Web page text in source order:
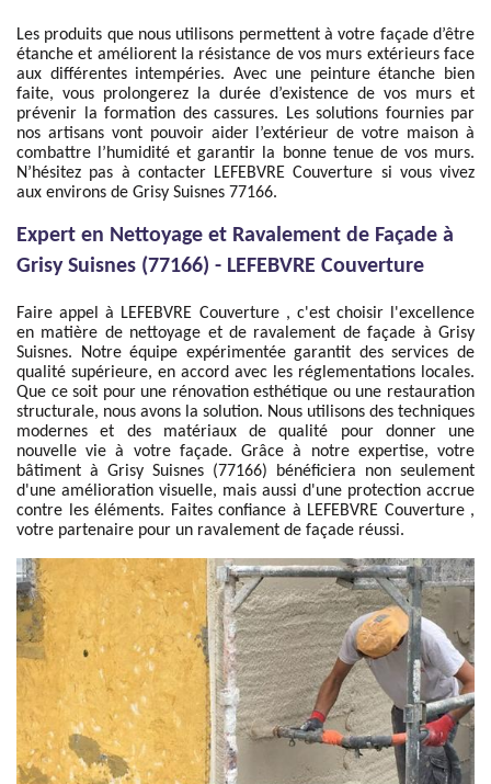
Les produits que nous utilisons permettent à votre façade d’être
étanche et améliorent la résistance de vos murs extérieurs face
aux différentes intempéries. Avec une peinture étanche bien
faite, vous prolongerez la durée d’existence de vos murs et
prévenir la formation des cassures. Les solutions fournies par
nos artisans vont pouvoir aider l’extérieur de votre maison à
combattre l’humidité et garantir la bonne tenue de vos murs.
N’hésitez pas à contacter LEFEBVRE Couverture si vous vivez
aux environs de Grisy Suisnes 77166.
Expert en Nettoyage et Ravalement de Façade à
Grisy Suisnes (77166) - LEFEBVRE Couverture
Faire appel à LEFEBVRE Couverture , c'est choisir l'excellence
en matière de nettoyage et de ravalement de façade à Grisy
Suisnes. Notre équipe expérimentée garantit des services de
qualité supérieure, en accord avec les réglementations locales.
Que ce soit pour une rénovation esthétique ou une restauration
structurale, nous avons la solution. Nous utilisons des techniques
modernes et des matériaux de qualité pour donner une
nouvelle vie à votre façade. Grâce à notre expertise, votre
bâtiment à Grisy Suisnes (77166) bénéficiera non seulement
d'une amélioration visuelle, mais aussi d'une protection accrue
contre les éléments. Faites confiance à LEFEBVRE Couverture ,
votre partenaire pour un ravalement de façade réussi.